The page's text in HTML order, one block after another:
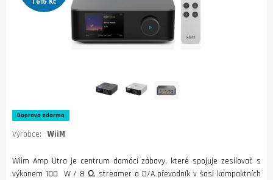
Doprava zdarma
Výrobce: WiiM
Wiim Amp Utra je centrum domácí zábavy, které spojuje zesilovač s
výkonem 100 W / 8 Ω, streamer a D/A převodník v šasi kompaktních